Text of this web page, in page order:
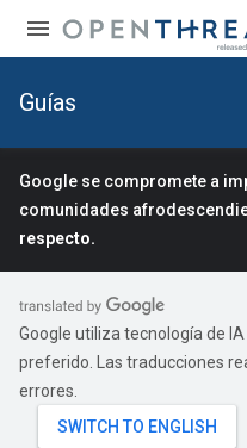
Guías
Google se compromete a
comunidades
respecto.
Google utiliza tecnología de
preferido. Las traducciones
errores.